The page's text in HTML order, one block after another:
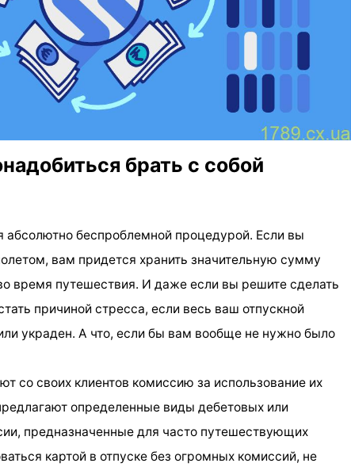
брать с собой
беспроблемной процедурой. Если вы
вам придется хранить значительную сумму
время путешествия. И даже если вы решите сделать
причиной стресса, если весь ваш отпускной
украден. А что, если бы вам вообще не нужно было
со своих клиентов комиссию за использование их
определенные виды дебетовых или
предназначенные для часто путешествующих
картой в отпуске без огромных комиссий, не